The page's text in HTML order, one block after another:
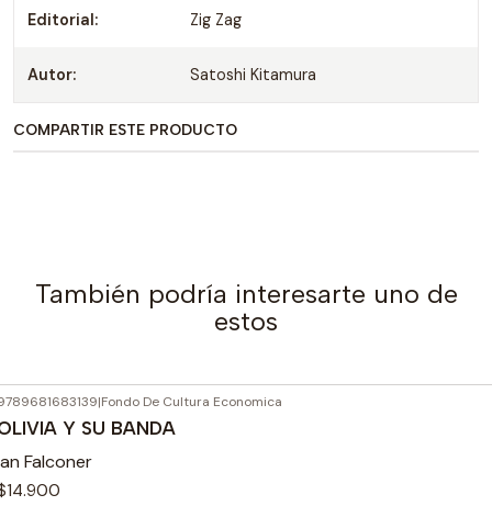
Editorial: Zig Zag
Autor: Satoshi Kitamura
COMPARTIR ESTE PRODUCTO
También podría interesarte uno de
estos
|Fondo De Cultura Economica
Y SU BANDA
Falconer